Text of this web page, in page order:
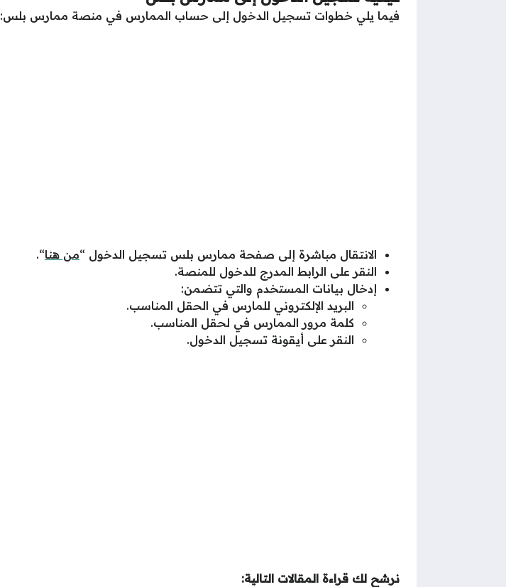
فيما يلي خطوات تسجيل الدخول إلى حساب الممارس في منصة ممارس بلس:
الانتقال مباشرة إلى صفحة ممارس بلس تسجيل الدخول “من هنا“.
النقر على الرابط المدرج للدخول للمنصة.
إدخال بيانات المستخدم والتي تتضمن:
البريد الإلكتروني للمارس في الحقل المناسب.
كلمة مرور الممارس في لحقل المناسب.
النقر على أيقونة تسجيل الدخول.
نرشح لك قراءة المقالات التالية: